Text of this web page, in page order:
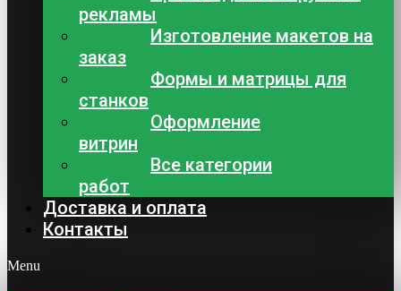
рекламы
Изготовление макетов на
заказ
Формы и матрицы для
станков
Оформление
витрин
Все категории
работ
Доставка и оплата
Контакты
Menu